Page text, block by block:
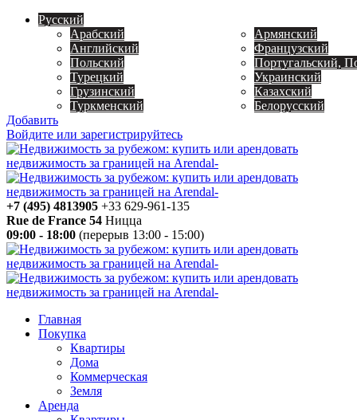
Русский
Арабский
Армянский
Английский
Французский
Польский
Португальский,
Турецкий
Украинский
Грузинский
Казахский
Туркменский
Белорусский
Добавить
Войдите или зарегистрируйтесь
+7 (495) 4813905 +33 629-961-135
Rue de France 54 Ницца
09:00 - 18:00 (перерыв 13:00 - 15:00)
Главная
Покупка
Квартиры
Дома
Коммерческая
Земля
Аренда